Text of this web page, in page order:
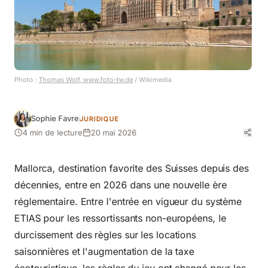
Photo : Thomas Wolf, www.foto-tw.de / Wikimedia
Sophie FavreJURIDIQUE
4 min de lecture 20 mai 2026
Mallorca, destination favorite des Suisses depuis des
décennies, entre en 2026 dans une nouvelle ère
réglementaire. Entre l'entrée en vigueur du système
ETIAS pour les ressortissants non-européens, le
durcissement des règles sur les locations
saisonnières et l'augmentation de la taxe